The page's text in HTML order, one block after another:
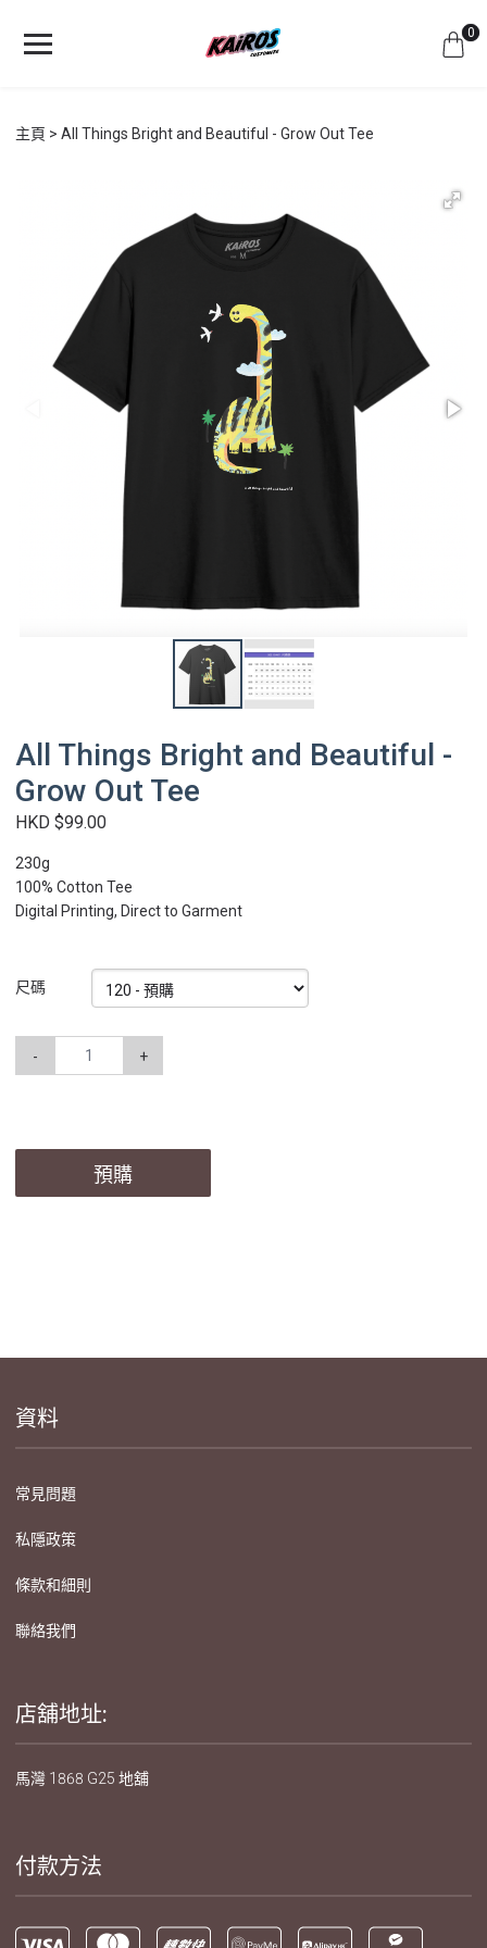
0
主頁 All Things Bright and Beautiful - Grow Out Tee
All Things Bright and Beautiful -
Grow Out Tee
HKD $99.00
230g
100% Cotton Tee
Digital Printing, Direct to Garment
尺碼
- +
預購
資料
常見問題
私隱政策
條款和細則
聯絡我們
店舖地址:
馬灣 1868 G25 地舖
付款方法